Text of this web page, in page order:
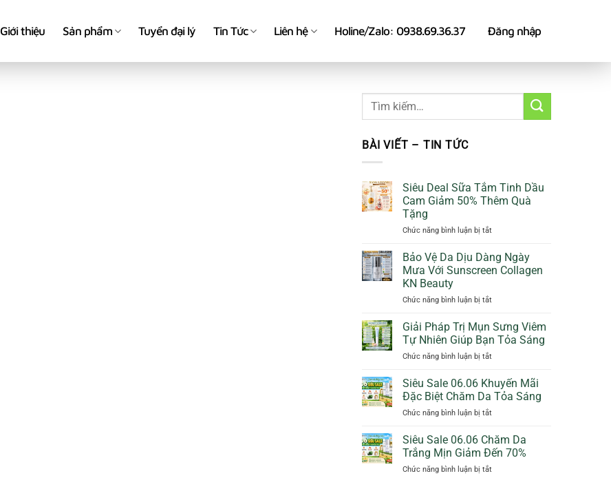
Giới thiệu Sản phẩm Tuyển đại lý Tin Tức Liên hệ Holine/Zalo: 0938.69.36.37 Đăng nhập
BÀI VIẾT – TIN TỨC
Siêu Deal Sữa Tắm Tinh Dầu
Cam Giảm 50% Thêm Quà
Tặng
Chức năng bình luận bị tắtở
Deal
Sữa
Tắm
Dầu
Giảm
50%
Thêm
Quà
Bảo Vệ Da Dịu Dàng Ngày
Mưa Với Sunscreen Collagen
KN Beauty
Chức năng bình luận bị tắtở
Vệ
Da
Dịu
Dàng
Mưa
Với
Collagen
Beauty
Giải Pháp Trị Mụn Sưng Viêm
Tự Nhiên Giúp Bạn Tỏa Sáng
Chức năng bình luận bị tắtở
Pháp
Trị
Mụn
Sưng
Tự
Nhiên
Bạn
Siêu Sale 06.06 Khuyến Mãi
Đặc Biệt Chăm Da Tỏa Sáng
Chức năng bình luận bị tắtở
Sale
06.06
Khuyến
Mãi
Siêu Sale 06.06 Chăm Da
Trắng Mịn Giảm Đến 70%
Chức năng bình luận bị tắtở